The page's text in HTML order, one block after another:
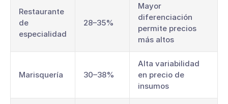
Restaurante
de
especialidad
28–35%
Mayor
diferenciación
permite precios
más altos
Marisquería 30–38%
Alta variabilidad
en precio de
insumos